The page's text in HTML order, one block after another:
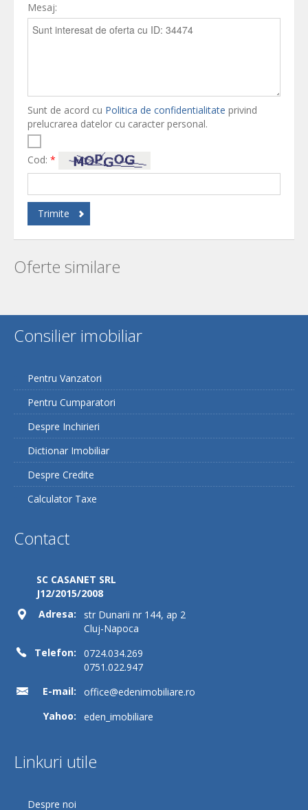
Mesaj:
Sunt de acord cu Politica de confidentialitate privind
prelucrarea datelor cu caracter personal.
Cod: *
Trimite
Oferte similare
Consilier imobiliar
Pentru Vanzatori
Pentru Cumparatori
Despre Inchirieri
Dictionar Imobiliar
Despre Credite
Calculator Taxe
Contact
SC CASANET SRL
J12/2015/2008
Adresa:
str Dunarii nr 144, ap 2
Cluj-Napoca
Telefon:
0724.034.269
0751.022.947
E-mail:
office@edenimobiliare.ro
Yahoo:
eden_imobiliare
Linkuri utile
Despre noi